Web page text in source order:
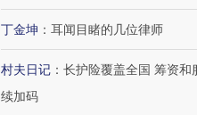
丁金坤 ： 耳闻目睹的几位律师
村夫日记 ： 长护险覆盖全国 筹资和
续加码